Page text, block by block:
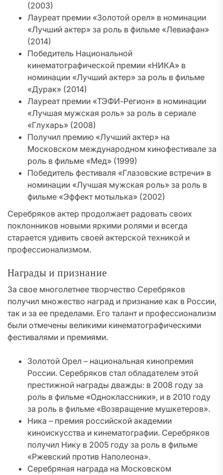
(2003)
Лауреат премии «Золотой орел» в номинации
«Лучший актер» за роль в фильме «Левиафан»
(2014)
Победитель Национальной
кинематографической премии «НИКА» в
номинации «Лучший актер» за роль в фильме
«Дурак» (2014)
Лауреат премии «ТЭФИ-Регион» в номинации
«Лучшая мужская роль» за роль в сериале
«Глухарь» (2008)
Получил премию «Лучший актер» на
Московском международном кинофестивале за
роль в фильме «Мед» (1999)
Победитель фестиваля «Глазовские встречи» в
номинации «Лучшая мужская роль» за роль в
фильме «Эффект мотылька» (2002)
Серебряков актер продолжает радовать своих
поклонников новыми яркими ролями и всегда
старается удивить своей актерской техникой и
профессионализмом.
Награды и признание
За свое многолетнее творчество Серебряков
получил множество наград и признание как в России,
так и за ее пределами. Его талант и профессионализм
были отмечены великими кинематографическими
фестивалями и премиями.
Золотой Орел – национальная кинопремия
России. Серебряков стал обладателем этой
престижной награды дважды: в 2008 году за
роль в фильме «Одноклассники», и в 2010 году
за роль в фильме «Возвращение мушкетеров».
Ника – премия российской академии
киноискусства и кинематографии. Серебряков
получил Нику в 2005 году за роль в фильме
«Ржевский против Наполеона».
Серебряная награда на Московском